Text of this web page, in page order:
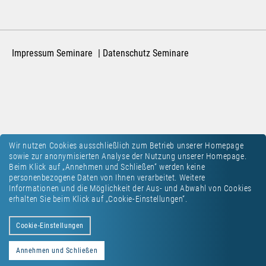
Wir nutzen Cookies ausschließlich zum Betrieb unserer Homepage
sowie zur anonymisierten Analyse der Nutzung unserer Homepage.
Beim Klick auf „Annehmen und Schließen“ werden keine
personenbezogene Daten von Ihnen verarbeitet. Weitere
Informationen und die Möglichkeit der Aus- und Abwahl von Cookies
erhalten Sie beim Klick auf „Cookie-Einstellungen“.
Cookie-Einstellungen
Annehmen und Schließen
Impressum Seminare Datenschutz Seminare